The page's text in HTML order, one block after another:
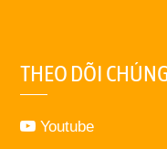
THEO DÕI
Youtube